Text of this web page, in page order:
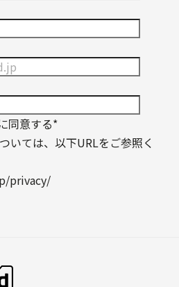
同意する*
いては、以下URLをご参照く
privacy/